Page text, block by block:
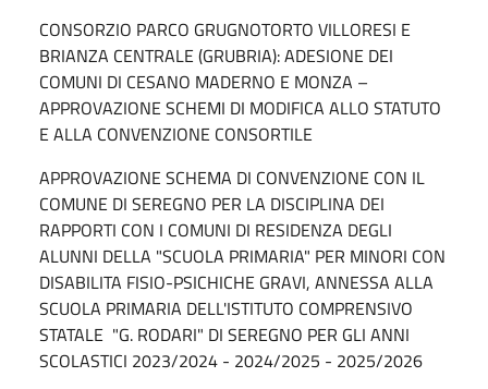
CONSORZIO PARCO GRUGNOTORTO VILLORESI E
BRIANZA CENTRALE (GRUBRIA): ADESIONE DEI
COMUNI DI CESANO MADERNO E MONZA –
APPROVAZIONE SCHEMI DI MODIFICA ALLO STATUTO
E ALLA CONVENZIONE CONSORTILE
APPROVAZIONE SCHEMA DI CONVENZIONE CON IL
COMUNE DI SEREGNO PER LA DISCIPLINA DEI
RAPPORTI CON I COMUNI DI RESIDENZA DEGLI
ALUNNI DELLA "SCUOLA PRIMARIA" PER MINORI CON
DISABILITA FISIO-PSICHICHE GRAVI, ANNESSA ALLA
SCUOLA PRIMARIA DELL'ISTITUTO COMPRENSIVO
STATALE "G. RODARI" DI SEREGNO PER GLI ANNI
SCOLASTICI 2023/2024 - 2024/2025 - 2025/2026